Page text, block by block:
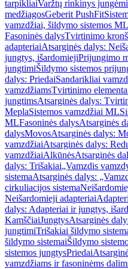
tarpikliaiVaržtų rinkinys
medžiagosGeberit PushFit
vamzdžiai, šildymo sistemos ML
Fasoninės dalysTvirtinimo
adapteriaiAtsarginės dalys:
jungtys, išardomiejiPrijungimo
jungtimiŠildymo sistemos
dalys: PriedaiSandarikliai
vamzdžiamsTvirtinimo
jungtimsAtsarginės dalys:
MeplaSistemos vamzdžiai ML
MLFasoninės dalysAtsarginės
dalysMovosAtsarginės dalys:
vamzdžiaiAtsarginės dalys:
vamzdžiaiAlkūnėsAtsarginės
dalys: Trišakiai„Vamzdis
sistemaAtsarginės dalys:
cirkuliacijos sistema
Neišardomieji adapteriai
dalys: Adapteriai ir jungtys,
KamščiaiJungtysAtsarginės
jungtimiTrišakiai šildymo
šildymo sistemaiŠildymo
sistemos jungtysPriedai
vamzdžiams ir fasoninėms